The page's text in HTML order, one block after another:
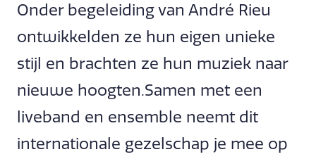
Onder begeleiding van André Rieu
ontwikkelden ze hun eigen unieke
stijl en brachten ze hun muziek naar
nieuwe hoogten.Samen met een
liveband en ensemble neemt dit
internationale gezelschap je mee op